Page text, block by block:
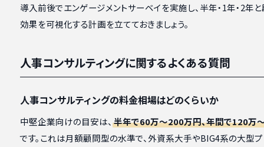
導入前後でエンゲージメントサーベイを実施し、半年・1年・2年
効果を可視化する計画を立てておきましょう。
人事コンサルティングに関するよくある質問
人事コンサルティングの料金相場はどのくらいか
中堅企業向けの目安は、 半年で60万〜200万円、年間で120万
です。これは月額顧問型の水準で、外資系大手やBIG4系の大型